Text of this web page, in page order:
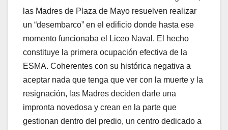
las Madres de Plaza de Mayo resuelven realizar
un “desembarco” en el edificio donde hasta ese
momento funcionaba el Liceo Naval. El hecho
constituye la primera ocupación efectiva de la
ESMA. Coherentes con su histórica negativa a
aceptar nada que tenga que ver con la muerte y la
resignación, las Madres deciden darle una
impronta novedosa y crean en la parte que
gestionan dentro del predio, un centro dedicado a